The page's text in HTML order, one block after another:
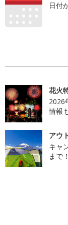
日付
花火
2026
情報
アウ
キャ
まで